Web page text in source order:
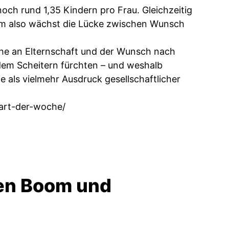
rund 1,35 Kindern pro Frau. Gleichzeitig
also wächst die Lücke zwischen Wunsch
an Elternschaft und der Wunsch nach
Scheitern fürchten – und weshalb
als vielmehr Ausdruck gesellschaftlicher
der-woche/
Boom und